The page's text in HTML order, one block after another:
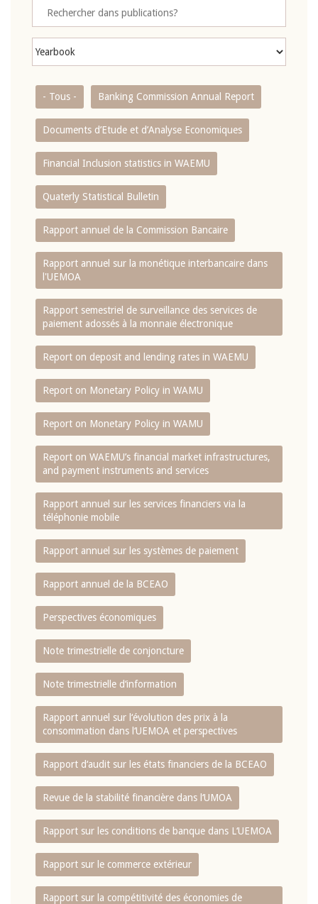
- Tous - Banking Commission Annual Report
Documents d’Etude et d’Analyse Economiques
Financial Inclusion statistics in WAEMU
Quaterly Statistical Bulletin
Rapport annuel de la Commission Bancaire
Rapport annuel sur la monétique interbancaire dans
l'UEMOA
Rapport semestriel de surveillance des services de
paiement adossés à la monnaie électronique
Report on deposit and lending rates in WAEMU
Report on Monetary Policy in WAMU
Report on Monetary Policy in WAMU
Report on WAEMU’s financial market infrastructures,
and payment instruments and services
Rapport annuel sur les services financiers via la
téléphonie mobile
Rapport annuel sur les systèmes de paiement
Rapport annuel de la BCEAO
Perspectives économiques
Note trimestrielle de conjoncture
Note trimestrielle d‘information
Rapport annuel sur l‘évolution des prix à la
consommation dans l‘UEMOA et perspectives
Rapport d‘audit sur les états financiers de la BCEAO
Revue de la stabilité financière dans l‘UMOA
Rapport sur les conditions de banque dans L‘UEMOA
Rapport sur le commerce extérieur
Rapport sur la compétitivité des économies de